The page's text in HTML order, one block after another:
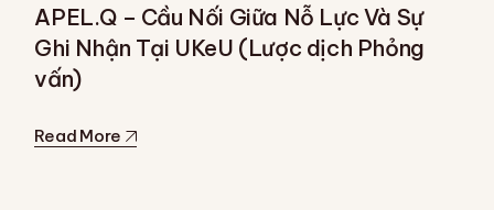
APEL.Q – Cầu Nối Giữa Nỗ Lực Và Sự
Ghi Nhận Tại UKeU (Lược dịch Phỏng
vấn)
Read More